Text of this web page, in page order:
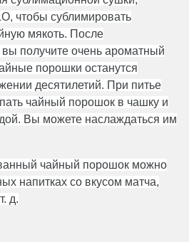
чтобы сублимировать
мякоть. После
получите очень ароматный
порошки останутся
десятилетий. При питье
чайный порошок в чашку и
Вы можете наслаждаться им
чайный порошок можно
напитках со вкусом матча,
д.